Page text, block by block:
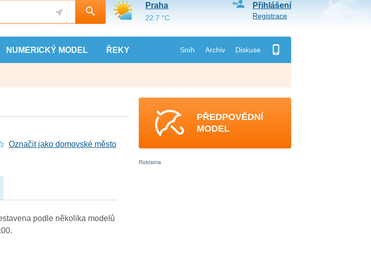
NUMERICKÝ MODEL ŘEKY Sníh Archiv Diskuse
Přihlášení
Registrace
Praha
22.7 °C
Označit jako domovské město
podle několika modelů
PŘEDPOVĚDNÍ
MODEL